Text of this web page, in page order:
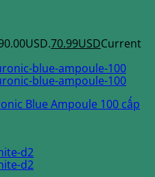
70.99USDCurrent
Blue Ampoule 100 cấp